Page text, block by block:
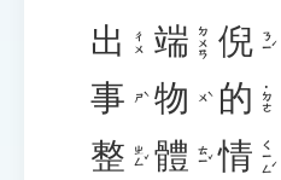
出 ㄔㄨ 端 ㄉㄨㄢ 倪 ㄋㄧˊ
事
ㄕˋ 物 ㄨˋ 的 ˙ㄉㄜ
整 ㄓㄥˇ 體 ㄊㄧˇ 情 ㄑㄧㄥˊ